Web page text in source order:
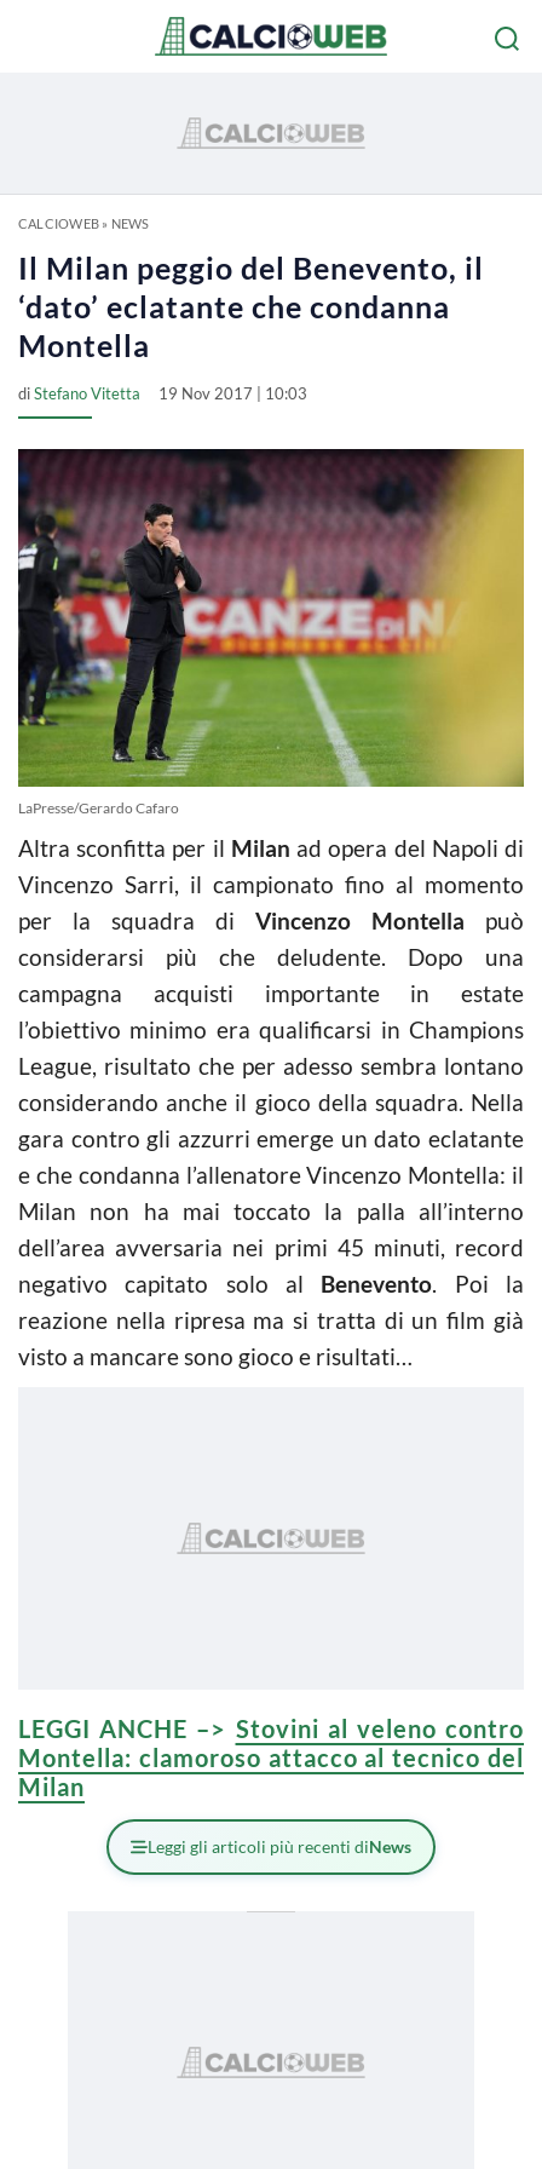
CALCIOWEB» NEWS
Il Milan peggio del Benevento, il
‘dato’ eclatante che condanna
Montella
diStefano Vitetta 19 Nov 2017 | 10:03
LaPresse/Gerardo Cafaro
Altra sconfitta per il Milan ad opera del Napoli di
Vincenzo Sarri, il campionato fino al momento
per la squadra di Vincenzo Montella può
considerarsi più che deludente. Dopo una
campagna acquisti importante in estate
l’obiettivo minimo era qualificarsi in Champions
League, risultato che per adesso sembra lontano
considerando anche il gioco della squadra. Nella
gara contro gli azzurri emerge un dato eclatante
e che condanna l’allenatore Vincenzo Montella: il
Milan non ha mai toccato la palla all’interno
dell’area avversaria nei primi 45 minuti, record
negativo capitato solo al Benevento. Poi la
reazione nella ripresa ma si tratta di un film già
visto a mancare sono gioco e risultati…
LEGGI ANCHE –> Stovini al veleno contro
Montella: clamoroso attacco al tecnico del
Milan
Leggi gli articoli più recenti diNews